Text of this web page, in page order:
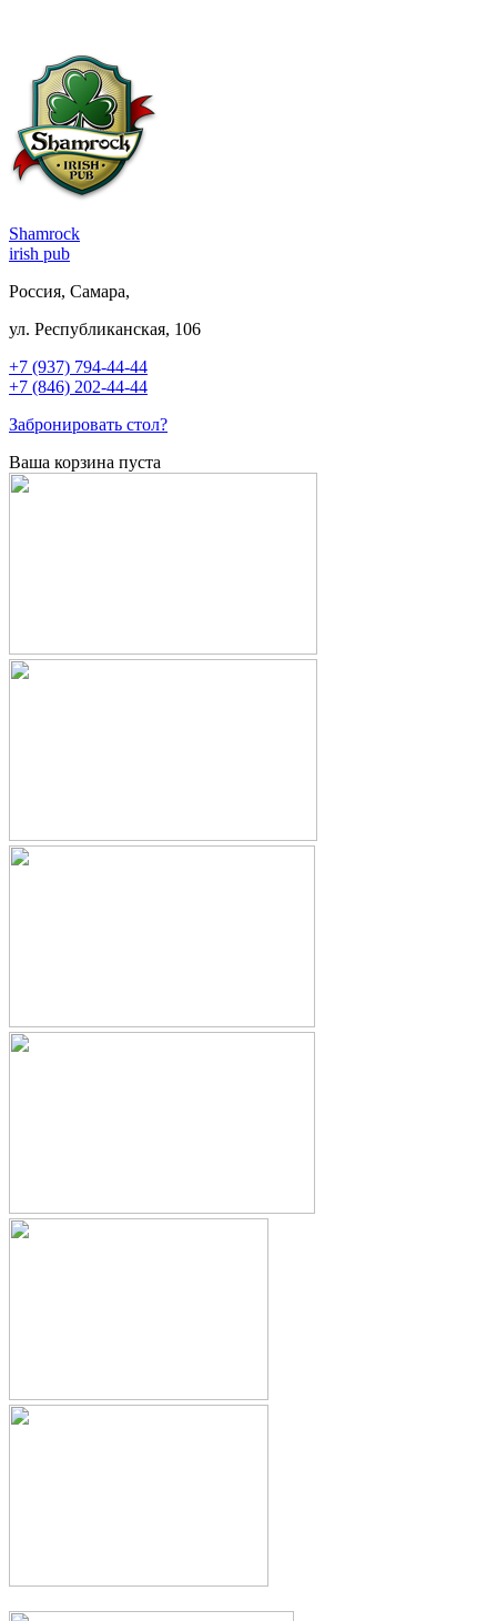
Shamrock
irish pub
Россия, Самара,
ул. Республиканская, 106
+7 (937) 794-44-44
+7 (846) 202-44-44
Забронировать стол?
Ваша корзина пуста